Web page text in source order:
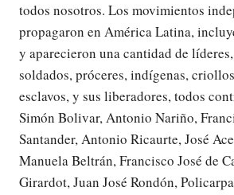
todos nosotros. Los movimientos
propagaron en América Latina,
y aparecieron una cantidad de
soldados, próceres, indígenas,
esclavos, y sus liberadores, todos
Simón Bolivar, Antonio Nariño,
Santander, Antonio Ricaurte, José
Manuela Beltrán, Francisco José de
Girardot, Juan José Rondón,